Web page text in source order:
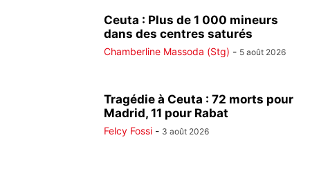
Ceuta : Plus de 1 000 mineurs
dans des centres saturés
Chamberline Massoda (Stg) - 5 août 2026
Tragédie à Ceuta : 72 morts pour
Madrid, 11 pour Rabat
Felcy Fossi - 3 août 2026